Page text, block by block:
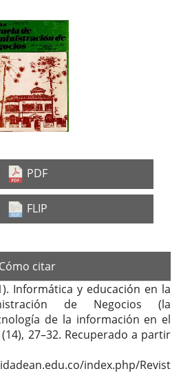
PDF
FLIP
Cómo citar
Informática y educación en la
de Negocios (la
de la información en el
(14), 27–32. Recuperado a partir
index.php/Revist